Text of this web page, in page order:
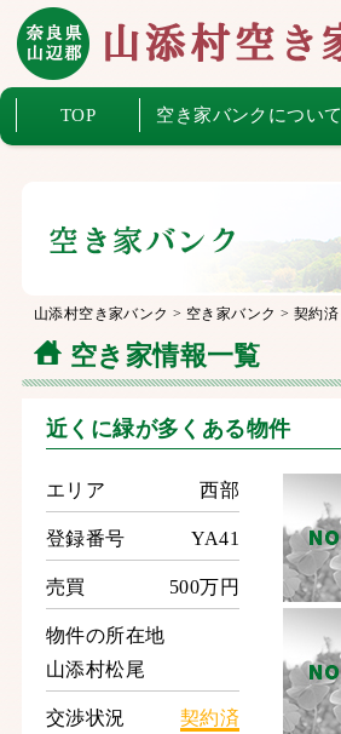
TOP 空き家バンクについて
山添村空き家バンク > 空き家バンク > 契約済
空き家情報一覧
近くに緑が多くある物件
エリア 西部
登録番号 YA41
売買 500万円
物件の所在地
山添村松尾
交渉状況 契約済